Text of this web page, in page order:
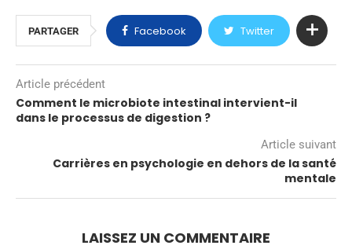
PARTAGER Facebook Twitter
Article précédent
Comment le microbiote intestinal intervient-il
dans le processus de digestion ?
Article suivant
Carrières en psychologie en dehors de la santé
mentale
LAISSEZ UN COMMENTAIRE